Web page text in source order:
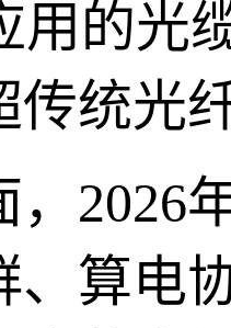
用的光
传统光
，2026
、算电